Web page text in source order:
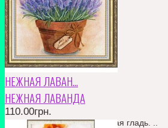
НЕЖНАЯ ЛАВАН...
НЕЖНАЯ ЛАВАНДА
110.00грн.
частичная вышивка. бисерная гладь. ..